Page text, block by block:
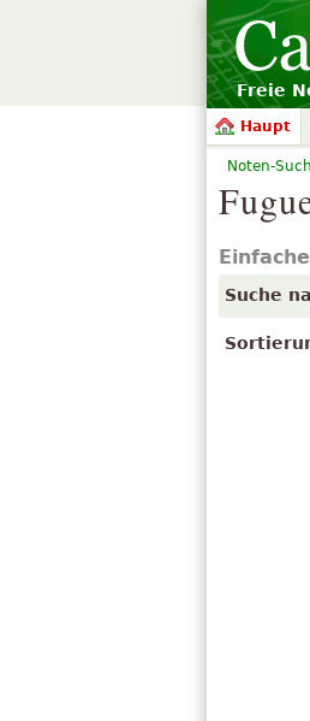
Freie
Haupt
Suche
Noten-